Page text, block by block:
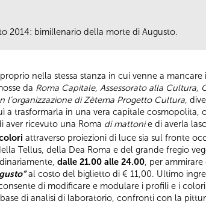
2014: bimillenario della morte di Augusto.
nella stessa stanza in cui venne a
da Roma Capitale, Assessorato alla Cultura,
di Zètema Progetto Cultura,
a trasformarla in una vera capitale cosmopolita,
aver ricevuto una Roma di mattonie di averla
attraverso proiezioni di luce sia sul fronte
Tellus, della Dea Roma e del grande fregio
dalle 21.00 alle 24.00, per ammirare
al costo del biglietto di € 11,00. Ultimo
di modificare e modulare i profili e i
di analisi di laboratorio, confronti con la